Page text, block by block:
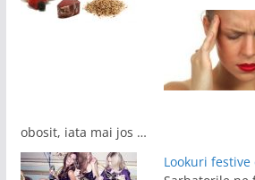
obosit, iata mai jos …
Lookuri festive